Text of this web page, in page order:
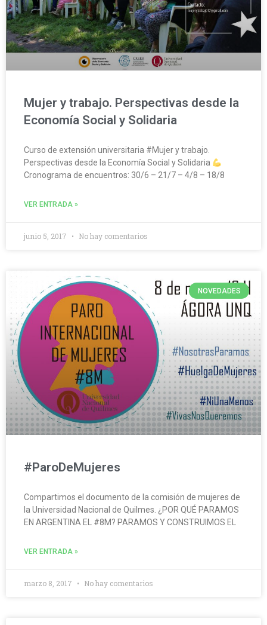
Mujer y trabajo. Perspectivas desde la
Economía Social y Solidaria
Curso de extensión universitaria #Mujer y trabajo.
Perspectivas desde la Economía Social y Solidaria
Cronograma de encuentros: 30/6 – 21/7 – 4/8 – 18/8
VER ENTRADA »
junio 5, 2017 No hay comentarios
NOVEDADES
#ParoDeMujeres
Compartimos el documento de la comisión de mujeres de
la Universidad Nacional de Quilmes. ¿POR QUÉ PARAMOS
EN ARGENTINA EL #8M? PARAMOS Y CONSTRUIMOS EL
VER ENTRADA »
marzo 8, 2017 No hay comentarios